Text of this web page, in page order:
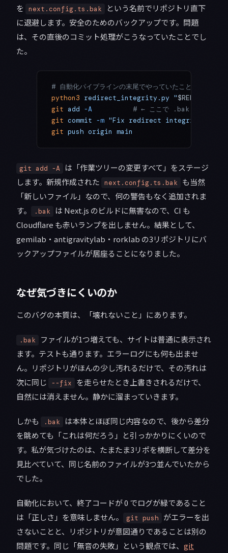
を next.config.ts.bak
という名前でリポジトリ直下
に退避します。安全のためのバックアップです。問題
は、その直後のコミット処理がこうなっていたことでし
た。
# 自動化パイプラインの末尾でやっていたこと
python3 redirect_integrity.py "$REPO
git add -A
# ← ここで .bak まで巻き込
git commit -m "Fix redirect integrity"
git push origin main
git add -A
は「作業ツリーの変更すべて」をステージ
します。新規作成された next.config.ts.bak
も当然
「新しいファイル」なので、何の警告もなく追加されま
す。
.bak
は Next.js のビルドに無害なので、CI も
Cloudflare も赤いランプを出しません。結果として、
gemilab・antigravitylab・rorklab の3リポジトリにバ
ックアップファイルが居座ることになりました。
なぜ気づきにくいのか
このバグの本質は、「壊れないこと」にあります。
.bak
ファイルが1つ増えても、サイトは普通に表示され
ます。テストも通ります。エラーログにも何も出ませ
ん。リポジトリがほんの少し汚れるだけで、その汚れは
次に同じ
--fix
を走らせたとき上書きされるだけで、
自然には消えません。静かに溜まっていきます。
しかも .bak
は本体とほぼ同じ内容なので、後から差分
を眺めても「これは何だろう」と引っかかりにくいので
す。私が気づけたのは、たまたま3リポを横断して差分を
見比べていて、同じ名前のファイルが3つ並んでいたから
でした。
自動化において、終了コードが 0 でログが緑であること
は「正しさ」を意味しません。
git push
がエラーを出
さないことと、リポジトリが意図通りであることは別の
問題です。同じ「無音の失敗」という観点では、 git